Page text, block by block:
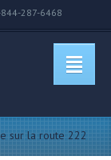
287-6468
sur la route 222